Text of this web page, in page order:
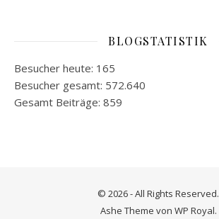
BLOGSTATISTIK
Besucher heute: 165
Besucher gesamt: 572.640
Gesamt Beiträge: 859
© 2026 - All Rights Reserved.
Ashe Theme von WP Royal.